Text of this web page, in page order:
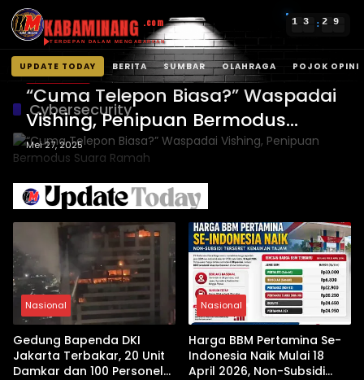
KABAMINANG .com
TERDEPAN DALAM MENGABARKAN
1 3 : 2 9
UPDATE TODAY BERITA SUMBAR OLAHRAGA POJOK OPINI
Langsung
konten
Cybersecurity
POJOK OPINI
“Cuma Telepon Biasa?” Waspadai
Vishing, Penipuan Bermodus
Suara Ramah
Mei 27, 2025
Nasional
Gedung Bapenda DKI
Jakarta Terbakar, 20 Unit
Damkar dan 100 Personel
Nasional
Harga BBM Pertamina Se-
Indonesia Naik Mulai 18
April 2026, Non-Subsidi